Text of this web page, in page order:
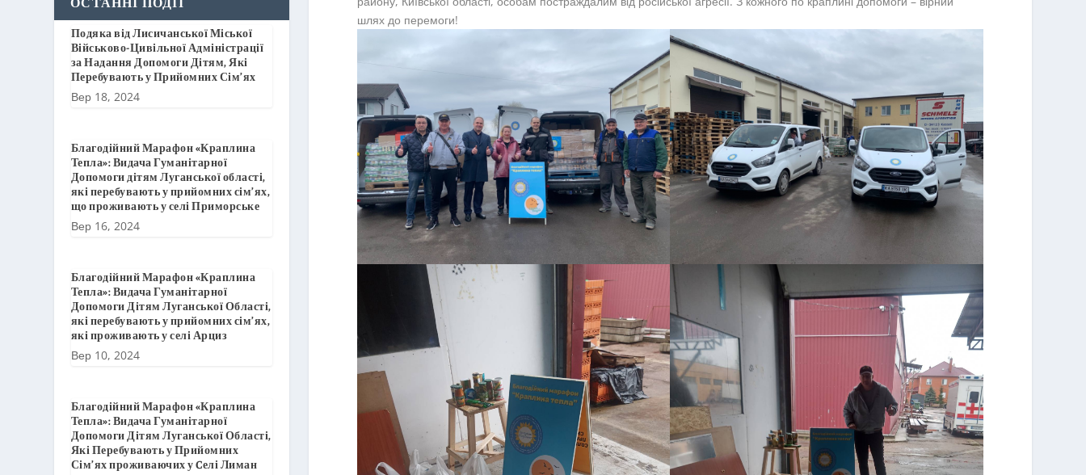
шлях до перемоги!
Подяка від Лисичанської Міської
Військово-Цивільної Адміністрації
за Надання Допомоги Дітям, Які
Перебувають у Прийомних Сім’ях
Вер 18, 2024
Благодійний Марафон «Краплина
Тепла»: Видача Гуманітарної
Допомоги дітям Луганської області,
які перебувають у прийомних сім’ях,
що проживають у селі Приморське
Вер 16, 2024
Благодійний Марафон «Краплина
Тепла»: Видача Гуманітарної
Допомоги Дітям Луганської Області,
які перебувають у прийомних сім’ях,
які проживають у селі Арциз
Вер 10, 2024
Благодійний Марафон «Краплина
Тепла»: Видача Гуманітарної
Допомоги Дітям Луганської Області,
Які Перебувають у Прийомних
Сім’ях проживаючих у Cелі Лиман